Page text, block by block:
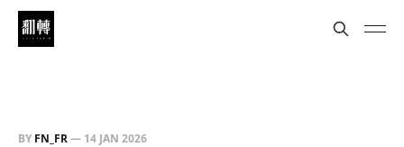
BY FN_FR— 14 JAN 2026